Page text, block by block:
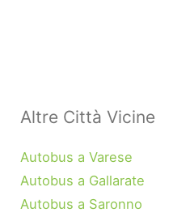
Altre Città Vicine
Autobus a Varese
Autobus a Gallarate
Autobus a Saronno